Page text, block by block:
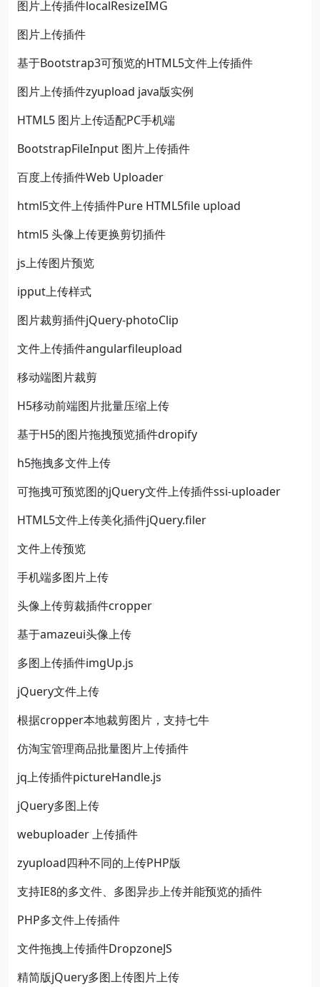
图片上传插件localResizeIMG
图片上传插件
基于Bootstrap3可预览的HTML5文件上传插件
图片上传插件zyupload java版实例
HTML5 图片上传适配PC手机端
BootstrapFileInput 图片上传插件
百度上传插件Web Uploader
html5文件上传插件Pure HTML5file upload
html5 头像上传更换剪切插件
js上传图片预览
ipput上传样式
图片裁剪插件jQuery-photoClip
文件上传插件angularfileupload
移动端图片裁剪
H5移动前端图片批量压缩上传
基于H5的图片拖拽预览插件dropify
h5拖拽多文件上传
可拖拽可预览图的jQuery文件上传插件ssi-uploader
HTML5文件上传美化插件jQuery.filer
文件上传预览
手机端多图片上传
头像上传剪裁插件cropper
基于amazeui头像上传
多图上传插件imgUp.js
jQuery文件上传
根据cropper本地裁剪图片，支持七牛
仿淘宝管理商品批量图片上传插件
jq上传插件pictureHandle.js
jQuery多图上传
webuploader 上传插件
zyupload四种不同的上传PHP版
支持IE8的多文件、多图异步上传并能预览的插件
PHP多文件上传插件
文件拖拽上传插件DropzoneJS
精简版jQuery多图上传图片上传